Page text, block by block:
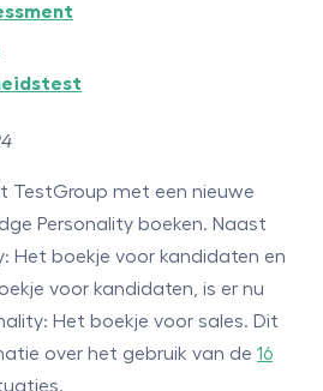
TestGroup met een nieuwe
Personality boeken. Naast
Het boekje voor kandidaten en
voor kandidaten, is er nu
Het boekje voor sales. Dit
over het gebruik van de 16